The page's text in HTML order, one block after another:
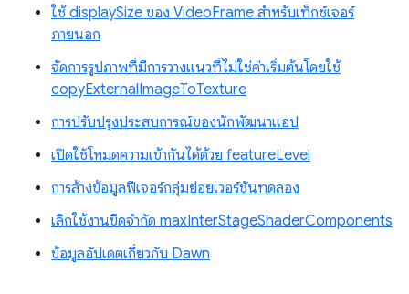
ใช้ displaySize ของ VideoFrame สำหรับเท็กซ์เจอร์
ภายนอก
จัดการรูปภาพที่มีการวางแนวที่ไม่ใช่ค่าเริ่มต้นโดยใช้
copyExternalImageToTexture
การปรับปรุงประสบการณ์ของนักพัฒนาแอป
เปิดใช้โหมดความเข้ากันได้ด้วย featureLevel
การล้างข้อมูลฟีเจอร์กลุ่มย่อยเวอร์ชันทดลอง
เลิกใช้งานขีดจำกัด maxInterStageShaderComponents
ข้อมูลอัปเดตเกี่ยวกับ Dawn